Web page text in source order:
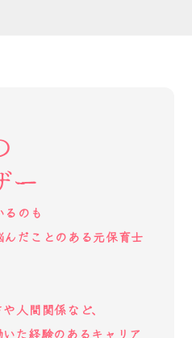
ー
のも
だことのある元保育士
人間関係など、
た経験のあるキャリア